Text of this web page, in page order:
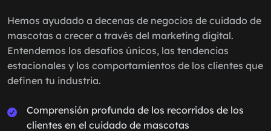
Hemos ayudado a decenas de negocios de cuidado de
mascotas a crecer a través del marketing digital.
Entendemos los desafíos únicos, las tendencias
estacionales y los comportamientos de los clientes que
definen tu industria.
Comprensión profunda de los recorridos de los
clientes en el cuidado de mascotas